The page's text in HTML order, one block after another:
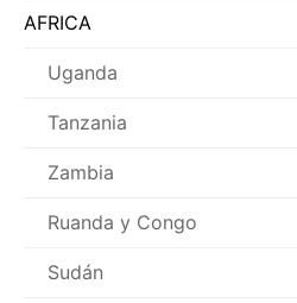
AFRICA
Uganda
Tanzania
Zambia
Ruanda y Congo
Sudán